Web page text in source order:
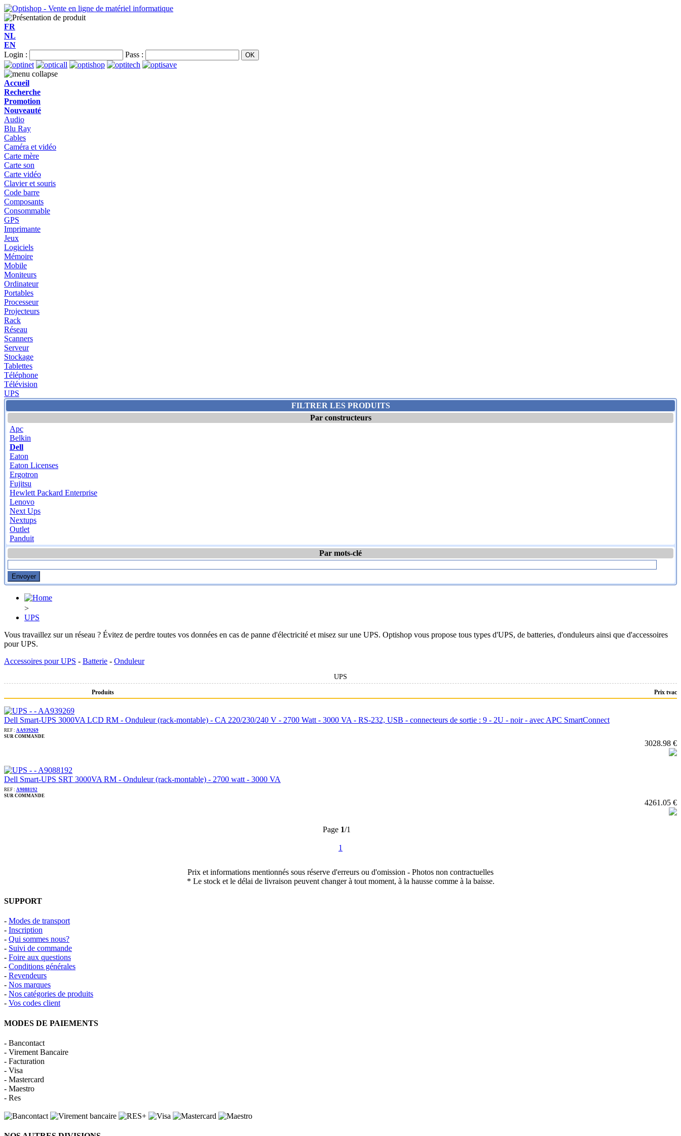
FR
NL
EN
Login :
Pass :
Accueil
Recherche
Promotion
Nouveauté
Audio
Blu Ray
Cables
Caméra et vidéo
Carte mère
Carte son
Carte vidéo
Clavier et souris
Code barre
Composants
Consommable
GPS
Imprimante
Jeux
Logiciels
Mémoire
Mobile
Moniteurs
Ordinateur
Portables
Processeur
Projecteurs
Rack
Réseau
Scanners
Serveur
Stockage
Tablettes
Téléphone
Télévision
UPS
FILTRER LES PRODUITS
Par constructeurs
Apc
Belkin
Dell
Eaton
Eaton Licenses
Ergotron
Fujitsu
Hewlett Packard Enterprise
Lenovo
Next Ups
Nextups
Outlet
Panduit
Par mots-clé
>
UPS
Vous travaillez sur un réseau ? Évitez de perdre toutes vos données en cas de panne d'électricité et misez sur une UPS. Optishop vous propose tous types d'UPS, de batteries, d'onduleurs ainsi que d'accessoires
pour UPS.
Accessoires pour UPS - Batterie - Onduleur
UPS
Produits Prix tvac
Dell Smart-UPS 3000VA LCD RM - Onduleur (rack-montable) - CA 220/230/240 V - 2700 Watt - 3000 VA - RS-232, USB - connecteurs de sortie : 9 - 2U - noir - avec APC SmartConnect
REF : AA939269
SUR COMMANDE
3028.98 €
Dell Smart-UPS SRT 3000VA RM - Onduleur (rack-montable) - 2700 watt - 3000 VA
REF : A9088192
SUR COMMANDE
4261.05 €
Page 1/1
1
Prix et informations mentionnés sous réserve d'erreurs ou d'omission - Photos non contractuelles
* Le stock et le délai de livraison peuvent changer à tout moment, à la hausse comme à la baisse.
SUPPORT
- Modes de transport
- Inscription
- Qui sommes nous?
- Suivi de commande
- Foire aux questions
- Conditions générales
- Revendeurs
- Nos marques
- Nos catégories de produits
- Vos codes client
MODES DE PAIEMENTS
- Bancontact
- Virement Bancaire
- Facturation
- Visa
- Mastercard
- Maestro
- Res